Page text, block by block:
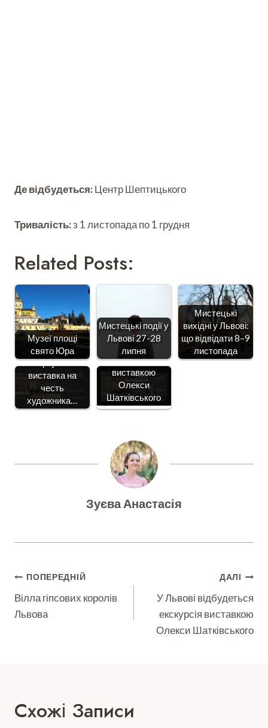
Де відбудеться: Центр Шептицького
Тривалість:з 1 листопада по 1 грудня
Related Posts:
Музеї площі
свято Юра
Мистецькі події у
Львові 27-28
липня
Мистецькі
вихідні у Львові:
що відвідати 8–9
листопада
У Львові
стартувала
виставка на
честь
художника…
У Львові
відбудеться
екскурсія
виставкою
Олекси
Шатківського
Зуєва Анастасія
Навігація
Записів
ПОПЕРЕДНІЙ
Вілла гіпсових королів
Львова
ДАЛІ
У Львові відбудеться
екскурсія виставкою
Олекси Шатківського
Схожі Записи